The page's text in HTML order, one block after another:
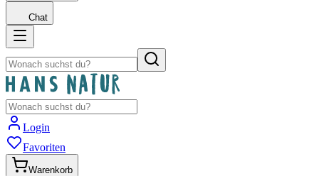
Chat
Login
Favoriten
Warenkorb